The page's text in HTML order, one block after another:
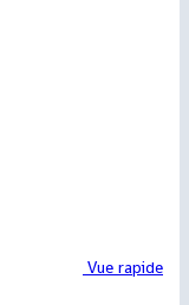
Vue rapide